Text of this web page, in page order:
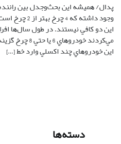
پدال/ هميشه اين بحث‌وجدل بين
وجود داشته که
اين دو کافي نيستند. در طول سال‌ها
مي‌کردند
اين خودروهاي چند اکسلي وارد خط […]
دسته‌ها